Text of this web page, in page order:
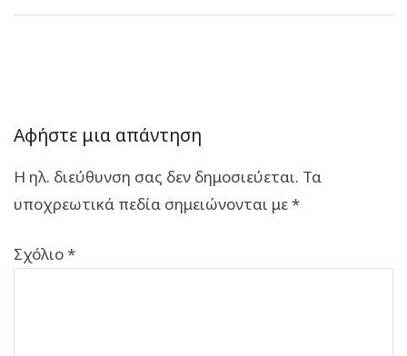
Αφήστε μια απάντηση
Η ηλ. διεύθυνση σας δεν δημοσιεύεται. Τα
υποχρεωτικά πεδία σημειώνονται με*
Σχόλιο*